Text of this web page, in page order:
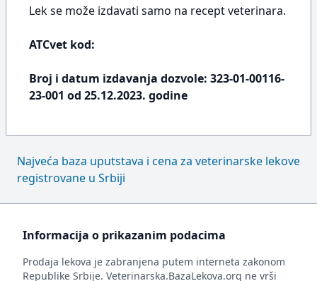
Lek se može izdavati samo na recept veterinara.
ATCvet kod:
Broj i datum izdavanja dozvole: 323-01-00116-
23-001 od 25.12.2023. godine
Najveća baza uputstava i cena za veterinarske lekove
registrovane u Srbiji
Informacija o prikazanim podacima
Prodaja lekova je zabranjena putem interneta zakonom
Republike Srbije. Veterinarska.BazaLekova.org ne vrši